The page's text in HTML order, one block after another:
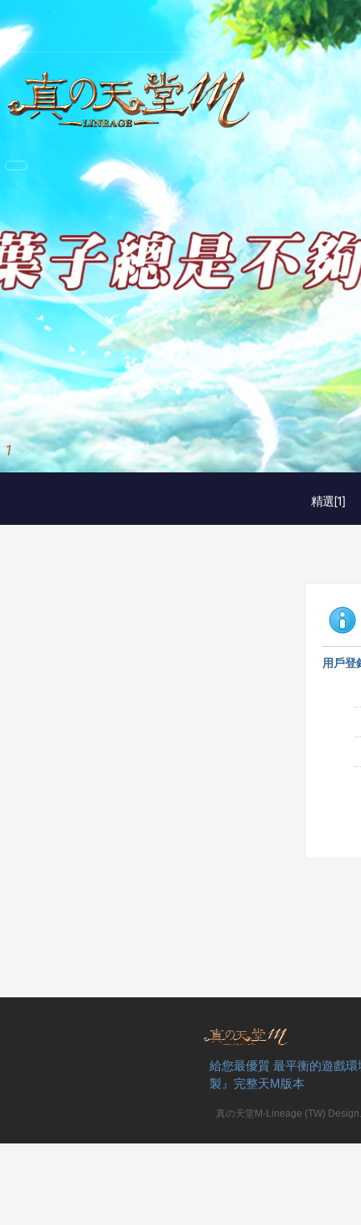
精選[1]
1 / 3
用戶登
給您最優質 最平衡的遊戲
製』完整天M版本
真の天堂M-Lineage (TW)